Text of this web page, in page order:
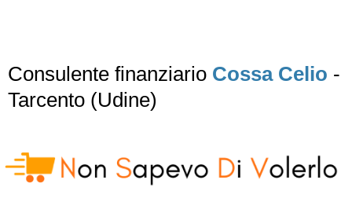
Consulente finanziario Cossa Celio -
Tarcento (Udine)